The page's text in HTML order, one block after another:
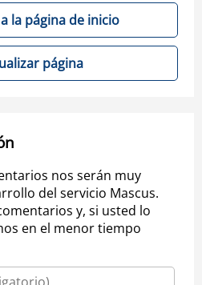
la página de inicio
página
nos serán muy
del servicio Mascus.
y, si usted lo
en el menor tiempo